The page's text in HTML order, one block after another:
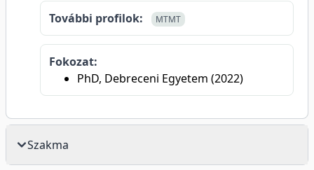
További profilok: MTMT
Fokozat:
PhD, Debreceni Egyetem (2022)
Szakma